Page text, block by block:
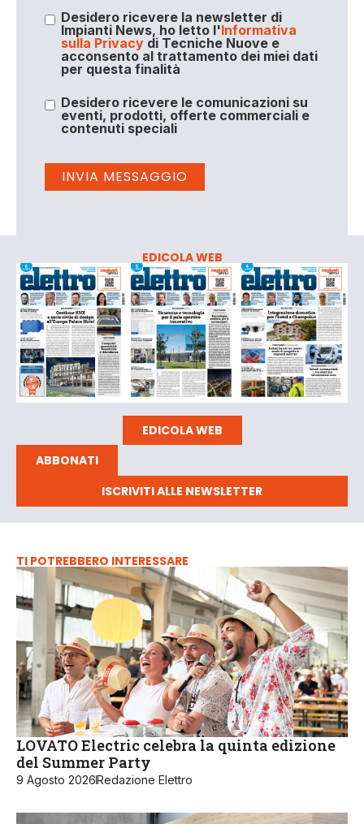
Desidero ricevere la newsletter di
Impianti News, ho letto l'Informativa
sulla Privacydi Tecniche Nuove e
acconsento al trattamento dei miei dati
per questa finalità
Desidero ricevere le comunicazioni su
eventi, prodotti, offerte commerciali e
contenuti speciali
EDICOLA WEB
EDICOLA WEB
ABBONATI
ISCRIVITI ALLE NEWSLETTER
TI POTREBBERO INTERESSARE
LOVATO Electric celebra la quinta edizione
del Summer Party
9 Agosto 2026Redazione Elettro